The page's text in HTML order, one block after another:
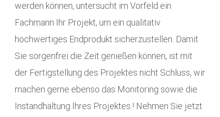
werden können, untersucht im Vorfeld ein
Fachmann Ihr Projekt, um ein qualitativ
hochwertiges Endprodukt sicherzustellen. Damit
Sie sorgenfrei die Zeit genießen können, ist mit
der Fertigstellung des Projektes nicht Schluss, wir
machen gerne ebenso das Monitoring sowie die
Instandhaltung Ihres Projektes.! Nehmen Sie jetzt